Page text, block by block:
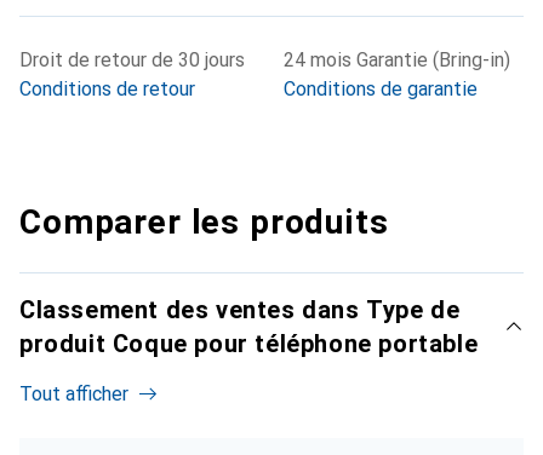
Droit de retour de 30 jours
Conditions de retour
24 mois Garantie (Bring-in)
Conditions de garantie
Comparer les produits
Classement des ventes dans Type de
produit Coque pour téléphone portable
Tout afficher